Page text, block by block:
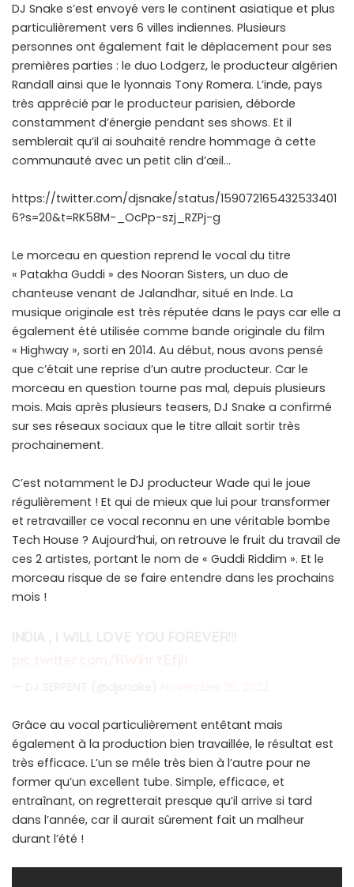
DJ Snake s’est envoyé vers le continent asiatique et plus
particulièrement vers 6 villes indiennes. Plusieurs
personnes ont également fait le déplacement pour ses
premières parties : le duo Lodgerz, le producteur algérien
Randall ainsi que le lyonnais Tony Romera. L’inde, pays
très apprécié par le producteur parisien, déborde
constamment d’énergie pendant ses shows. Et il
semblerait qu’il ai souhaité rendre hommage à cette
communauté avec un petit clin d’œil…
https://twitter.com/djsnake/status/159072165432533401
6?s=20&t=RK58M-_OcPp-szj_RZPj-g
Le morceau en question reprend le vocal du titre
« Patakha Guddi » des Nooran Sisters, un duo de
chanteuse venant de Jalandhar, situé en Inde. La
musique originale est très réputée dans le pays car elle a
également été utilisée comme bande originale du film
« Highway », sorti en 2014. Au début, nous avons pensé
que c’était une reprise d’un autre producteur. Car le
morceau en question tourne pas mal, depuis plusieurs
mois. Mais après plusieurs teasers, DJ Snake a confirmé
sur ses réseaux sociaux que le titre allait sortir très
prochainement.
C’est notamment le DJ producteur Wade qui le joue
régulièrement ! Et qui de mieux que lui pour transformer
et retravailler ce vocal reconnu en une véritable bombe
Tech House ? Aujourd’hui, on retrouve le fruit du travail de
ces 2 artistes, portant le nom de « Guddi Riddim ». Et le
morceau risque de se faire entendre dans les prochains
mois !
Grâce au vocal particulièrement entêtant mais
également à la production bien travaillée, le résultat est
très efficace. L’un se mêle très bien à l’autre pour ne
former qu’un excellent tube. Simple, efficace, et
entraînant, on regretterait presque qu’il arrive si tard
dans l’année, car il aurait sûrement fait un malheur
durant l’été !